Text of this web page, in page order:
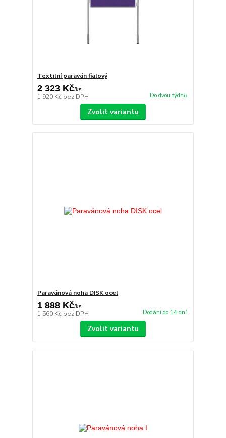
Textilní paraván fialový
2 323 Kč/ks
1 920 Kč bez DPH Do dvou týdnů
Zvolit variantu
Paravánová noha DISK ocel
1 888 Kč/ks
1 560 Kč bez DPH Dodání do 14 dní
Zvolit variantu